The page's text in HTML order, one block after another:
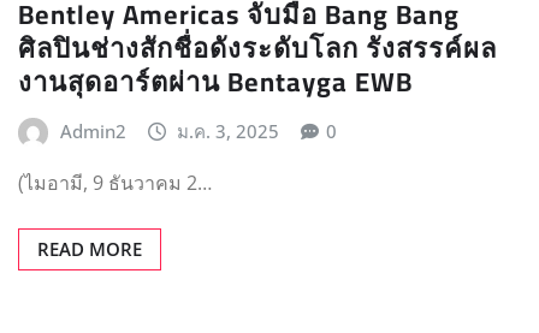
Bentley Americas จับมือ Bang Bang
ศิลปินช่างสักชื่อดังระดับโลก รังสรรค์ผล
งานสุดอาร์ตผ่าน Bentayga EWB
Admin2 ม.ค. 3, 2025 0
(ไมอามี, 9 ธันวาคม 2…
READ MORE